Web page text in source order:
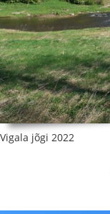
Vigala jõgi 2022